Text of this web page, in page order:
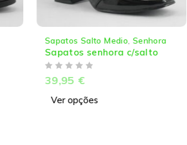
Sapatos Salto Medio ,Senhora
Sapatos senhora c/salto
39,95 €
Ver opções